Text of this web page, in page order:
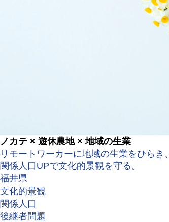
ノカテ × 遊休農地 × 地域の生業
リモートワーカーに地域の生業をひらき、
関係人口UPで文化的景観を守る。
福井県
文化的景観
関係人口
後継者問題